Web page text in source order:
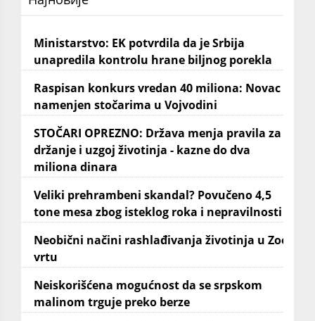
Ministarstvo: EK potvrdila da je Srbija
unapredila kontrolu hrane biljnog porekla
Raspisan konkurs vredan 40 miliona: Novac
namenjen stočarima u Vojvodini
STOČARI OPREZNO: Država menja pravila za
držanje i uzgoj životinja - kazne do dva
miliona dinara
Veliki prehrambeni skandal? Povučeno 4,5
tone mesa zbog isteklog roka i nepravilnosti
Neobični načini rashlađivanja životinja u Zoo
vrtu
Neiskorišćena mogućnost da se srpskom
malinom trguje preko berze